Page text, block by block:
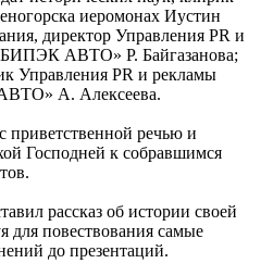
иеромонах Иустин
директор Управления PR и
АВТО» Р. Байгазанова;
Управления PR и рекламы
А. Алексеева.
приветственной речью и
Господней к собравшимся
рассказ об истории своей
для повествования самые
до презентаций.